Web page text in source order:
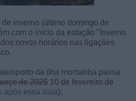
inverno (último domingo de
com o início da estação "Inverno
novos horários nas ligações
da ilha montanha passa
de 2025 10 de fevereiro de
após essa data):